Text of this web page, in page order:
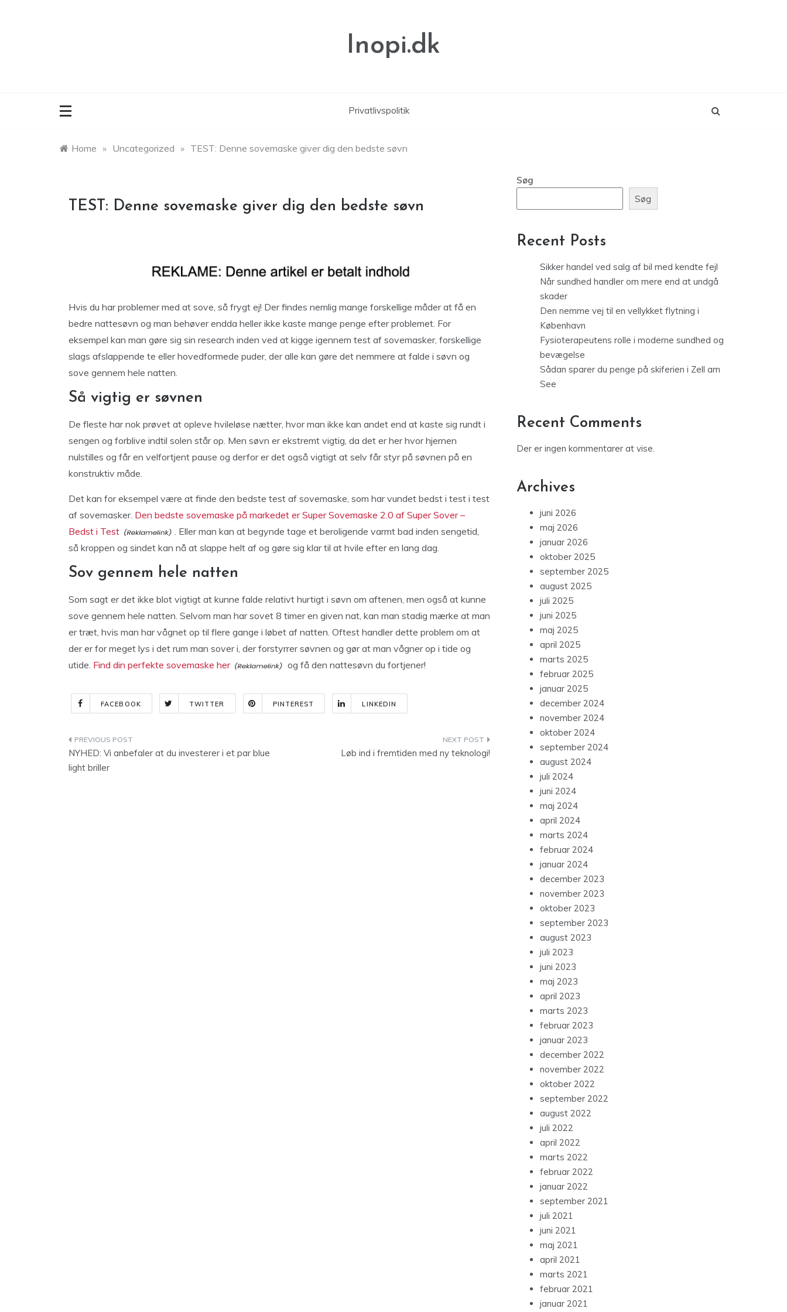
Inopi.dk
Privatlivspolitik
Home » Uncategorized » TEST: Denne sovemaske giver dig den bedste søvn
TEST: Denne sovemaske giver dig den bedste søvn
Hvis du har problemer med at sove, så frygt ej! Der findes nemlig mange forskellige måder at få en
bedre nattesøvn og man behøver endda heller ikke kaste mange penge efter problemet. For
eksempel kan man gøre sig sin research inden ved at kigge igennem test af sovemasker, forskellige
slags afslappende te eller hovedformede puder, der alle kan gøre det nemmere at falde i søvn og
sove gennem hele natten.
Så vigtig er søvnen
De fleste har nok prøvet at opleve hvileløse nætter, hvor man ikke kan andet end at kaste sig rundt i
sengen og forblive indtil solen står op. Men søvn er ekstremt vigtig, da det er her hvor hjernen
nulstilles og får en velfortjent pause og derfor er det også vigtigt at selv får styr på søvnen på en
konstruktiv måde.
Det kan for eksempel være at finde den bedste test af sovemaske, som har vundet bedst i test i test
af sovemasker. Den bedste sovemaske på markedet er Super Sovemaske 2.0 af Super Sover –
Bedst i Test
. Eller man kan at begynde tage et beroligende varmt bad inden sengetid,
så kroppen og sindet kan nå at slappe helt af og gøre sig klar til at hvile efter en lang dag.
Sov gennem hele natten
Som sagt er det ikke blot vigtigt at kunne falde relativt hurtigt i søvn om aftenen, men også at kunne
sove gennem hele natten. Selvom man har sovet 8 timer en given nat, kan man stadig mærke at man
er træt, hvis man har vågnet op til flere gange i løbet af natten. Oftest handler dette problem om at
der er for meget lys i det rum man sover i, der forstyrrer søvnen og gør at man vågner op i tide og
utide. Find din perfekte sovemaske her og få den nattesøvn du fortjener!
FACEBOOK TWITTER PINTEREST LINKEDIN
Indlægsnavigation
NYHED: Vi anbefaler at du investerer i et par blue
light briller
Løb ind i fremtiden med ny teknologi!
Søg
Søg
Recent Posts
Sikker handel ved salg af bil med kendte fejl
Når sundhed handler om mere end at undgå
skader
Den nemme vej til en vellykket flytning i
København
Fysioterapeutens rolle i moderne sundhed og
bevægelse
Sådan sparer du penge på skiferien i Zell am
See
Recent Comments
Der er ingen kommentarer at vise.
Archives
juni 2026
maj 2026
januar 2026
oktober 2025
september 2025
august 2025
juli 2025
juni 2025
maj 2025
april 2025
marts 2025
februar 2025
januar 2025
december 2024
november 2024
oktober 2024
september 2024
august 2024
juli 2024
juni 2024
maj 2024
april 2024
marts 2024
februar 2024
januar 2024
december 2023
november 2023
oktober 2023
september 2023
august 2023
juli 2023
juni 2023
maj 2023
april 2023
marts 2023
februar 2023
januar 2023
december 2022
november 2022
oktober 2022
september 2022
august 2022
juli 2022
april 2022
marts 2022
februar 2022
januar 2022
september 2021
juli 2021
juni 2021
maj 2021
april 2021
marts 2021
februar 2021
januar 2021